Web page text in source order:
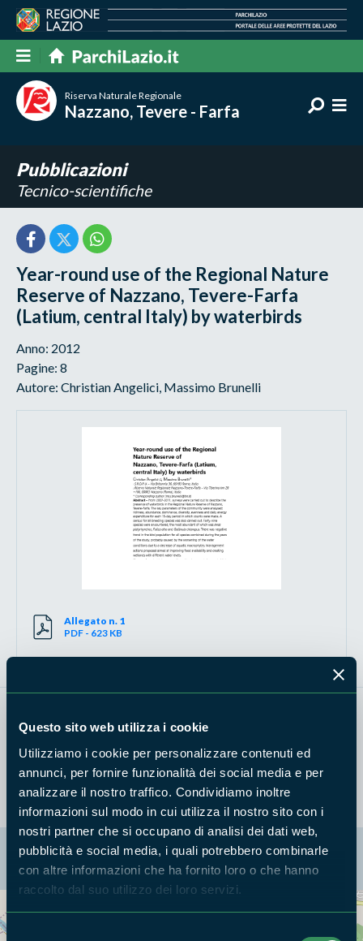
Questo sito web utilizza i cookie
Utilizziamo i cookie per personalizzare contenuti ed
annunci, per fornire funzionalità dei social media e per
analizzare il nostro traffico. Condividiamo inoltre
informazioni sul modo in cui utilizza il nostro sito con i
nostri partner che si occupano di analisi dei dati web,
pubblicità e social media, i quali potrebbero combinarle
con altre informazioni che ha fornito loro o che hanno
raccolto dal suo utilizzo dei loro servizi.
Selezione
Riserva Naturale Regionale
Nazzano, Tevere - Farfa
Pubblicazioni
Tecnico-scientifiche
Year-round use of the Regional Nature
Reserve of Nazzano, Tevere-Farfa
(Latium, central Italy) by waterbirds
Anno: 2012
Pagine: 8
Autore: Christian Angelici, Massimo Brunelli
Allegato n. 1
PDF - 623 KB
Monitoraggio avifauna acquatica. Ciclo 2007-2011.
Avocetta.
La mappa di Parchilazio.it